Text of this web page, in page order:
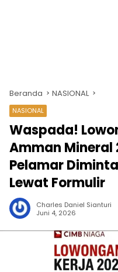
Beranda NASIONAL
NASIONAL
Waspada!
Amman Mineral
Pelamar
Lewat Formulir
Charles Daniel Sianturi
Juni 4, 2026